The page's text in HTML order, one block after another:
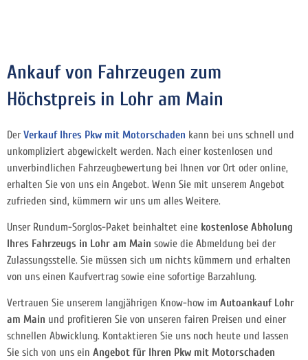
Ankauf von Fahrzeugen zum
Höchstpreis in Lohr am Main
DerVerkauf Ihres Pkw mit Motorschaden kann bei uns schnell und
unkompliziert abgewickelt werden. Nach einer kostenlosen und
unverbindlichen Fahrzeugbewertung bei Ihnen vor Ort oder online,
erhalten Sie von uns ein Angebot. Wenn Sie mit unserem Angebot
zufrieden sind, kümmern wir uns um alles Weitere.
Unser Rundum-Sorglos-Paket beinhaltet eine kostenlose Abholung
Ihres Fahrzeugs in Lohr am Main sowie die Abmeldung bei der
Zulassungsstelle. Sie müssen sich um nichts kümmern und erhalten
von uns einen Kaufvertrag sowie eine sofortige Barzahlung.
Vertrauen Sie unserem langjährigen Know-how im Autoankauf Lohr
am Main und profitieren Sie von unseren fairen Preisen und einer
schnellen Abwicklung. Kontaktieren Sie uns noch heute und lassen
Sie sich von uns ein Angebot für Ihren Pkw mit Motorschaden